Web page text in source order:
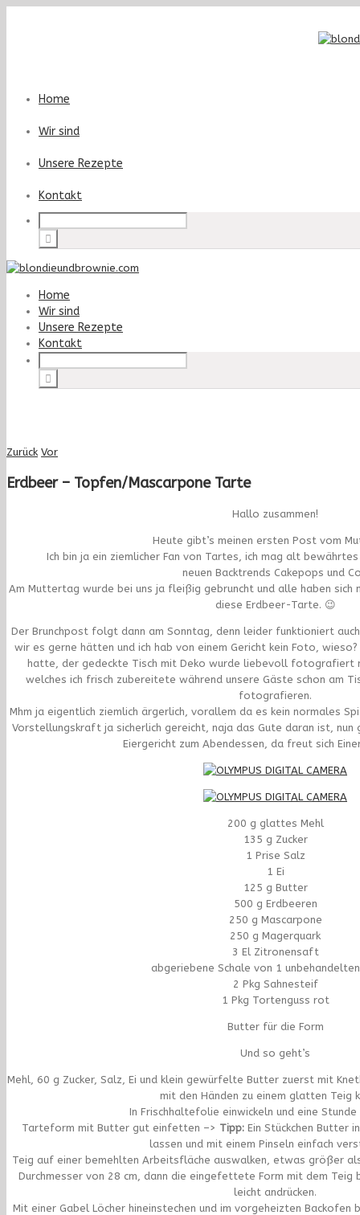
Home
Wir sind
Unsere Rezepte
Kontakt
Home
Wir sind
Unsere Rezepte
Kontakt
Zurück Vor
Erdbeer – Topfen/Mascarpone Tarte
Hallo zusammen!
Heute gibt’s meinen ersten Post vom
Ich bin ja ein ziemlicher Fan von Tartes, ich mag alt
neuen Backtrends Cakepops und
Am Muttertag wurde bei uns ja fleißig gebruncht und alle haben sich
diese Erdbeer-Tarte. 😉
Der Brunchpost folgt dann am Sonntag, denn leider funktioniert
wir es gerne hätten und ich hab von einem Gericht kein Foto,
hatte, der gedeckte Tisch mit Deko wurde liebevoll fotografiert
welches ich frisch zubereitete während unsere Gäste schon am
fotografieren.
Mhm ja eigentlich ziemlich ärgerlich, vorallem da es kein normales
Vorstellungskraft ja sicherlich gereicht, naja das Gute daran ist, nun
Eiergericht zum Abendessen, da freut sich
200 g glattes Mehl
135 g Zucker
1 Prise Salz
1 Ei
125 g Butter
500 g Erdbeeren
250 g Mascarpone
250 g Magerquark
3 El Zitronensaft
abgeriebene Schale von 1
2 Pkg Sahnesteif
1 Pkg Tortenguss rot
Butter für die Form
Und so geht’s
Mehl, 60 g Zucker, Salz, Ei und klein gewürfelte Butter zuerst mit
mit den Händen zu einem glatten Teig
In Frischhaltefolie einwickeln und eine
Tarteform mit Butter gut einfetten –> Tipp:Ein Stückchen Butter
lassen und mit einem Pinseln einfach
Teig auf einer bemehlten Arbeitsfläche auswalken, etwas größer
Durchmesser von 28 cm, dann die eingefettete Form mit dem Teig
leicht andrücken.
Mit einer Gabel Löcher hineinstechen und im vorgeheizten